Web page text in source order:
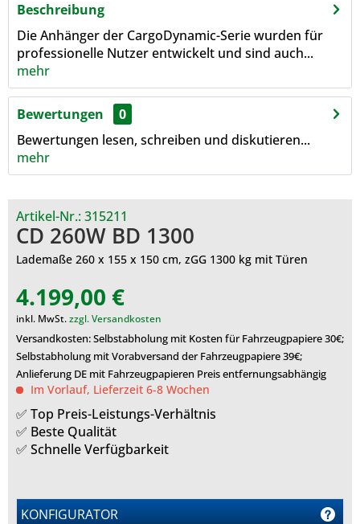
Beschreibung
Die Anhänger der CargoDynamic-Serie wurden für
professionelle Nutzer entwickelt und sind auch...
mehr
Bewertungen
0
Bewertungen lesen, schreiben und diskutieren...
mehr
Artikel-Nr.:315211
CD 260W BD 1300
Lademaße 260 x 155 x 150 cm, zGG 1300 kg mit Türen
4.199,00 €
inkl. MwSt.zzgl. Versandkosten
Versandkosten: Selbstabholung mit Kosten für Fahrzeugpapiere 30€;
Selbstabholung mit Vorabversand der Fahrzeugpapiere 39€;
Anlieferung DE mit Fahrzeugpapieren Preis entfernungsabhängig
Im Vorlauf, Lieferzeit 6-8 Wochen
✅ Top Preis-Leistungs-Verhältnis
✅ Beste Qualität
✅ Schnelle Verfügbarkeit
KONFIGURATOR